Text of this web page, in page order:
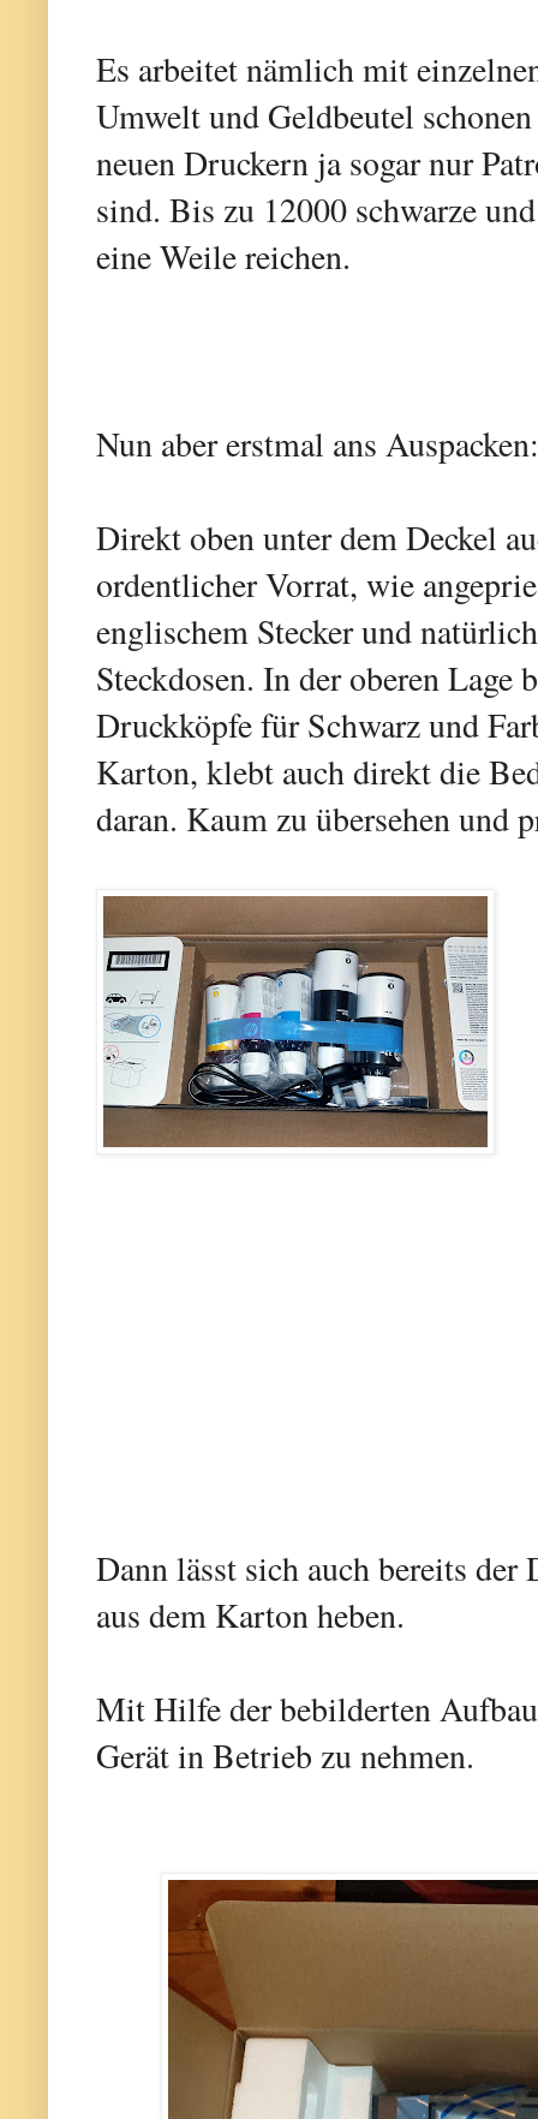
Es arbeitet nämlich mit
Umwelt und Geldbeutel
neuen Druckern ja sogar nur
sind. Bis zu 12000 schwarze
eine Weile reichen.
Nun aber erstmal ans Auspacken:
Direkt oben unter dem Deckel
ordentlicher Vorrat, wie
englischem Stecker und
Steckdosen. In der oberen Lage
Druckköpfe für Schwarz und
Karton, klebt auch direkt die
daran. Kaum zu übersehen und
Dann lässt sich auch bereits
aus dem Karton heben.
Mit Hilfe der bebilderten
Gerät in Betrieb zu nehmen.